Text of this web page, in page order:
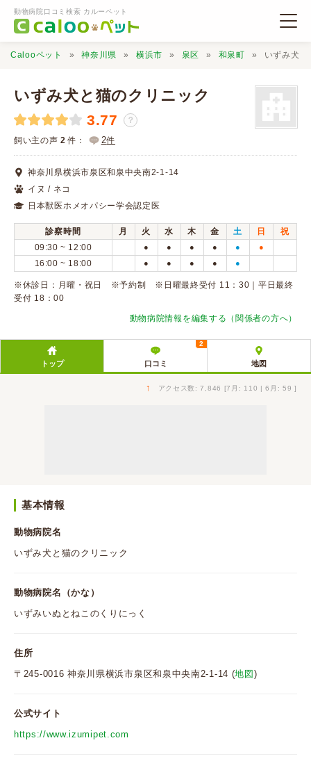
動物病院口コミ検索 カルーペット
動物病院検索
口コミ検索
Calooペットとは？
口コミ投稿
Calooペット 神奈川県 横浜市 泉区 和泉町 いずみ犬
いずみ犬と猫のクリニック
3.77 ？
飼い主の声 2 件： 2件
神奈川県横浜市泉区和泉中央南2-1-14
イヌ / ネコ
日本獣医ホメオパシー学会認定医
診察時間 月 火 水 木 金 土 日
祝
09:30 ~ 12:00
● ● ● ● ● ●
16:00 ~ 18:00 ● ● ● ● ●
※休診日：月曜・祝日 ※予約制 ※日曜最終受付 11：30｜平日最終
受付 18：00
動物病院情報を編集する（関係者の方へ）
トップ 口コミ
2
地図
↑ アクセス数: 7,846 [7月: 110 | 6月: 59 ]
基本情報
動物病院名
いずみ犬と猫のクリニック
動物病院名（かな）
いずみいぬとねこのくりにっく
住所
〒245-0016 神奈川県横浜市泉区和泉中央南2-1-14 (地図 )
公式サイト
https://www.izumipet.com